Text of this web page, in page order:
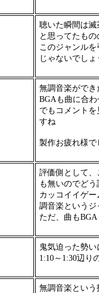
聴いた瞬間は
と思ってたも
このジャンル
じゃないでし
無調音楽がで
BGAも曲に合
でもコメント
すね
製作お疲れ様
評価側として
も無いのでど
カッコイイゲ
調音楽という
ただ、曲も
鬼気迫った勢
1:10～1:30辺り
無調音楽とい